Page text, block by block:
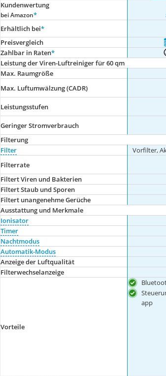
Kundenwertung
bei Amazon*
Erhältlich bei*
Preis­vergleich
Zahlbar in Raten*
Leistung der Viren-Luftreiniger für 60 qm
Max. Raumgröße
Max. Luftumwälzung (CADR)
Leistungsstufen
Geringer Stromverbrauch
Filterung
Filter
Vorfilter,
Filterrate
Filtert Viren und Bakterien
Filtert Staub und Sporen
Filtert unangenehme Gerüche
Ausstattung und Merkmale
Ionisator
Timer
Nachtmodus
Automatik-Modus
Anzeige der Luftqualität
Filterwechselanzeige
Vorteile
app